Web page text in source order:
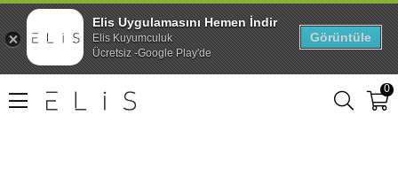
0
Elis Uygulamasını Hemen İndir
Elis Kuyumculuk
Ücretsiz -Google Play'de
Görüntüle